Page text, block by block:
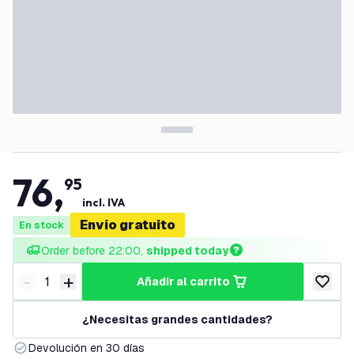
76,95
incl. IVA
En stock Envío gratuito
Order before 22:00, shipped today
Disminuir cantidad
- Aumentar cantidad
+ añadir al carrito
añadir
¿Necesitas grandes cantidades?
Devolución en 30 días